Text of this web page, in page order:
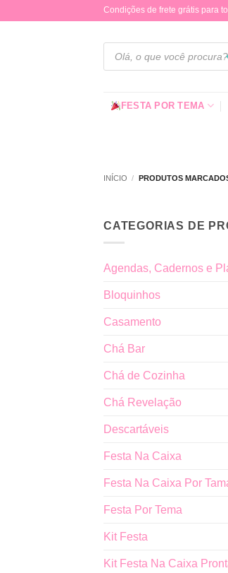
Condições de frete grátis para
Pesquisar
produtos
FESTA POR TEMA
INÍCIO / PRODUTOS
CATEGORIAS DE
Agendas, Cadernos e
Bloquinhos
Casamento
Chá Bar
Chá de Cozinha
Chá Revelação
Descartáveis
Festa Na Caixa
Festa Na Caixa Por
Festa Por Tema
Kit Festa
Kit Festa Na Caixa